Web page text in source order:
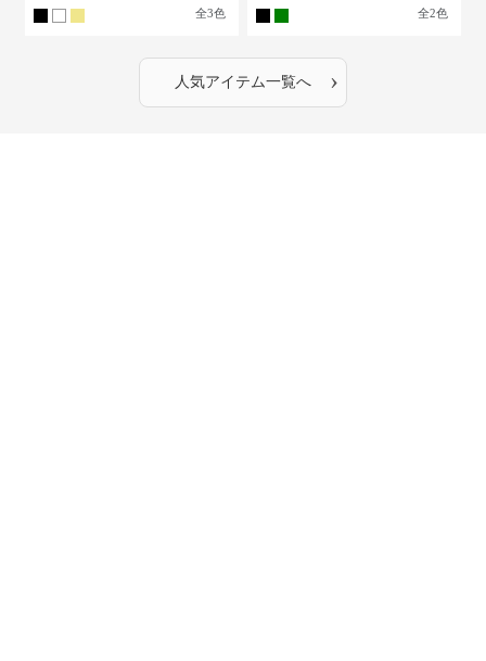
全3色 全2色
人気アイテム一覧へ ›